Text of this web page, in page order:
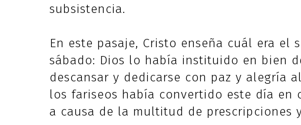
subsistencia.
En este pasaje, Cristo enseña cuál era
sábado: Dios lo había instituido en bien
descansar y dedicarse con paz y alegría
los fariseos había convertido este día en
a causa de la multitud de prescripciones